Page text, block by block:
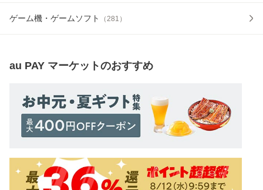
ゲーム機・ゲームソフト （281 ）
au PAY マーケットのおすすめ